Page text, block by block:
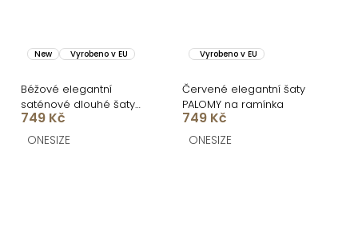
New Vyrobeno v EU
Béžové elegantní
saténové dlouhé šaty
BLYVIA
749 Kč
ONESIZE
Vyrobeno v EU
Červené elegantní šaty
PALOMY na ramínka
749 Kč
ONESIZE